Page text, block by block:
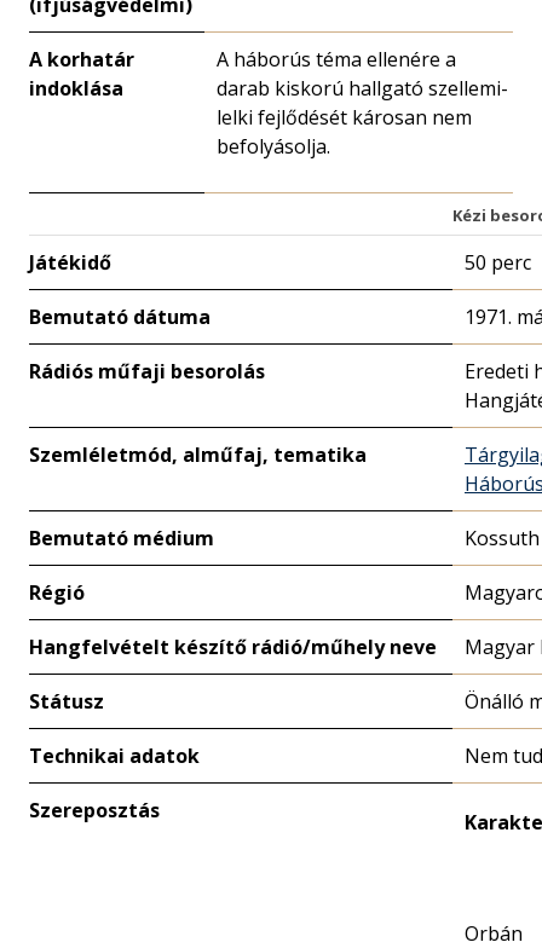
A korhatár
indoklása
A háborús téma ellenére a
darab kiskorú hallgató szellemi-
lelki fejlődését károsan nem
befolyásolja.
Kézi
Játékidő 50 perc
Bemutató dátuma 1971.
Rádiós műfaji besorolás
Eredeti
Szemléletmód, alműfaj, tematika
Bemutató médium Kossuth
Régió
Hangfelvételt készítő rádió/műhely neve Magyar
Státusz Önálló
Technikai adatok Nem
Szereposztás
Orbán